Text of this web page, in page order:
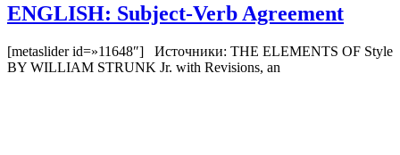
ENGLISH: Subject-Verb Agreement
[metaslider id=»11648″] Источники: THE ELEMENTS OF Style
BY WILLIAM STRUNK Jr. with Revisions, an